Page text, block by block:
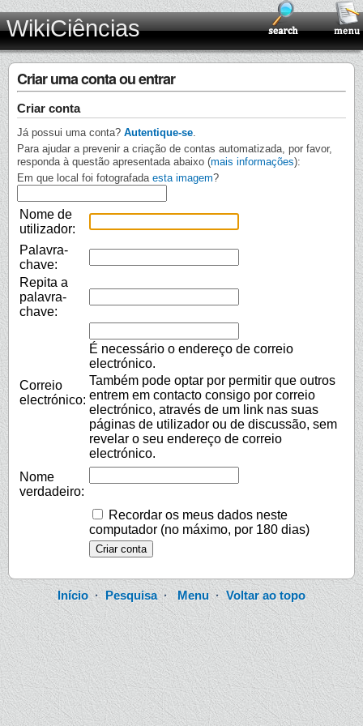
WikiCiências
Criar uma conta ou entrar
Criar conta
Já possui uma conta? Autentique-se
Para ajudar a prevenir a criação de contas automatizada, por favor,
responda à questão apresentada abaixo (mais informações):
Em que local foi fotografada esta imagem?
Nome de
utilizador:
Palavra-
chave:
Repita a
palavra-
chave:
Correio
electrónico:
É necessário o endereço de correio
electrónico.
Também pode optar por permitir que outros
entrem em contacto consigo por correio
electrónico, através de um link nas suas
páginas de utilizador ou de discussão, sem
revelar o seu endereço de correio
electrónico.
Nome
verdadeiro:
Recordar os meus dados neste
computador (no máximo, por 180 dias)
Início·Pesquisa·Menu·Voltar ao topo